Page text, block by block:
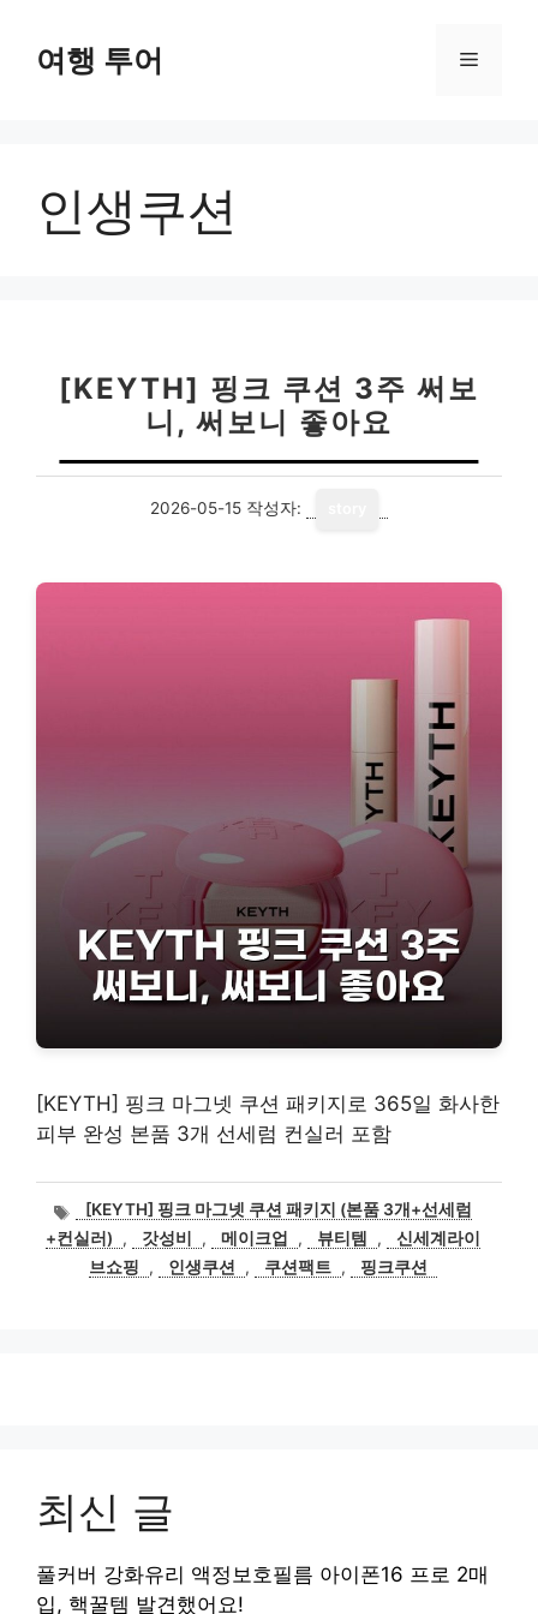
여행 투어 메
인생쿠션
[KEYTH] 핑크 쿠션 3주 써보
니, 써보니 좋아요
2026-05-15 작성자:
[KEYTH] 핑크 마그넷 쿠션 패키지로 365일 화사한
피부 완성 본품 3개 선세럼 컨실러 포함
태
그
[KEYTH] 핑크 마그넷 쿠션 패키지 (본품 3개+선세럼
+컨실러)
, 갓성비 , 메이크업 , 뷰티템 ,
신세계라이
브쇼핑
, 인생쿠션 , 쿠션팩트 , 핑크쿠션
최신 글
풀커버 강화유리 액정보호필름 아이폰16 프로 2매
입, 핵꿀템 발견했어요!